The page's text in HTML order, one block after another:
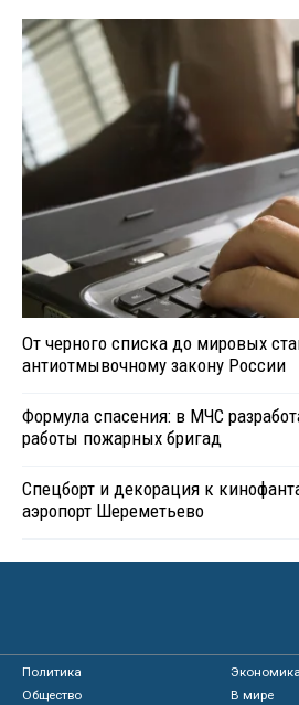
От черного списка до мировых
антиотмывочному закону России
Формула спасения: в МЧС
работы пожарных бригад
Спецборт и декорация к
аэропорт Шереметьево
Политика
Экономика
Общество
В мире